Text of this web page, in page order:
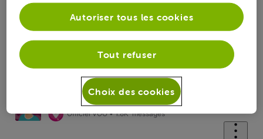
Oldest First
Selected
First
Solution acceptée
Simon B
Officiel VOO•1.8K messages
Tout refuser
Autoriser tous les cookies
Choix des cookies